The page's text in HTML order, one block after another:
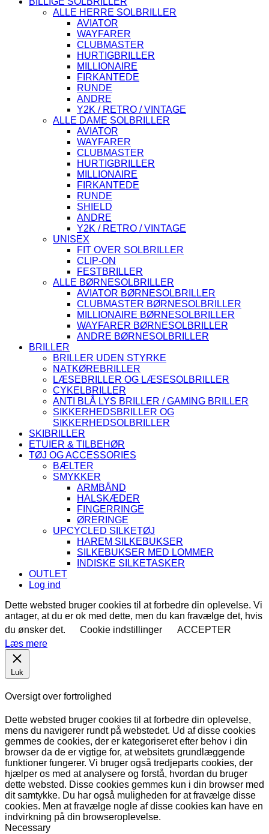
ALLE HERRE SOLBRILLER
AVIATOR
WAYFARER
CLUBMASTER
HURTIGBRILLER
MILLIONAIRE
FIRKANTEDE
RUNDE
ANDRE
Y2K / RETRO / VINTAGE
ALLE DAME SOLBRILLER
AVIATOR
WAYFARER
CLUBMASTER
HURTIGBRILLER
MILLIONAIRE
FIRKANTEDE
RUNDE
SHIELD
ANDRE
Y2K / RETRO / VINTAGE
UNISEX
FIT OVER SOLBRILLER
CLIP-ON
FESTBRILLER
ALLE BØRNESOLBRILLER
AVIATOR BØRNESOLBRILLER
CLUBMASTER BØRNESOLBRILLER
MILLIONAIRE BØRNESOLBRILLER
WAYFARER BØRNESOLBRILLER
ANDRE BØRNESOLBRILLER
BRILLER
BRILLER UDEN STYRKE
NATKØREBRILLER
LÆSEBRILLER OG LÆSESOLBRILLER
CYKELBRILLER
ANTI BLÅ LYS BRILLER / GAMING BRILLER
SIKKERHEDSBRILLER OG
SIKKERHEDSOLBRILLER
SKIBRILLER
ETUIER & TILBEHØR
TØJ OG ACCESSORIES
BÆLTER
SMYKKER
ARMBÅND
HALSKÆDER
FINGERRINGE
ØRERINGE
UPCYCLED SILKETØJ
HAREM SILKEBUKSER
SILKEBUKSER MED LOMMER
INDISKE SILKETASKER
OUTLET
Log ind
Dette websted bruger cookies til at forbedre din oplevelse. Vi
antager, at du er ok med dette, men du kan fravælge det, hvis
du ønsker det.
Cookie indstillinger
ACCEPTER
Læs mere
Luk
Oversigt over fortrolighed
Dette websted bruger cookies til at forbedre din oplevelse,
mens du navigerer rundt på webstedet. Ud af disse cookies
gemmes de cookies, der er kategoriseret efter behov i din
browser da de er vigtige for, at websitets grundlæggende
funktioner fungerer. Vi bruger også tredjeparts cookies, der
hjælper os med at analysere og forstå, hvordan du bruger
dette websted. Disse cookies gemmes kun i din browser med
dit samtykke. Du har også muligheden for at fravælge disse
cookies. Men at fravælge nogle af disse cookies kan have en
indvirkning på din browseroplevelse.
Necessary